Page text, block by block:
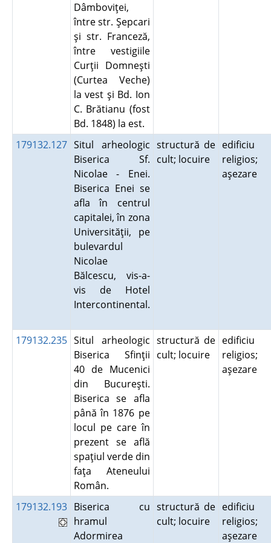
Dâmboviţei,
între str. Şepcari
şi str. Franceză,
între vestigiile
Curţii Domneşti
(Curtea Veche)
la vest şi Bd. Ion
C. Brătianu (fost
Bd. 1848) la est.
179132.127 Situl arheologic
Biserica Sf.
Nicolae - Enei.
Biserica Enei se
afla în centrul
capitalei, în zona
Universităţii, pe
bulevardul
Nicolae
Bălcescu, vis-a-
vis de Hotel
Intercontinental.
structură de
cult; locuire
edificiu
religios;
aşezare
179132.235 Situl arheologic
Biserica Sfinţii
40 de Mucenici
din Bucureşti.
Biserica se afla
până în 1876 pe
locul pe care în
prezent se află
spaţiul verde din
faţa Ateneului
Român.
structură de
cult; locuire
edificiu
religios;
aşezare
179132.193 Biserica cu
hramul
Adormirea
structură de
cult; locuire
edificiu
religios;
aşezare